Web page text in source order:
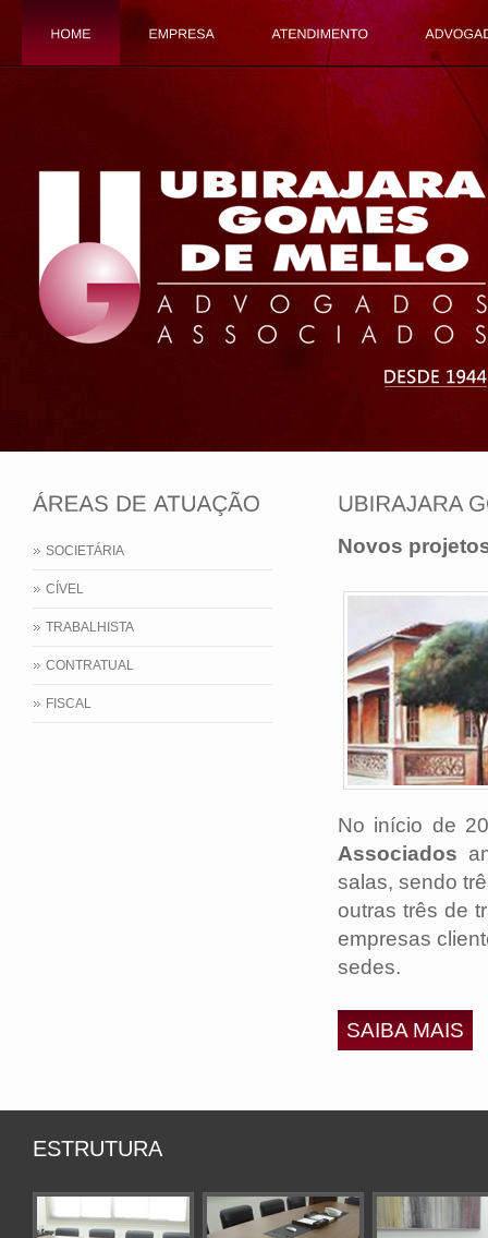
Novos
No início de
Associados
salas, sendo
outras três de
empresas
sedes.
SAIBA MAIS
SOCIETÁRIA
CÍVEL
TRABALHISTA
CONTRATUAL
FISCAL
ESTRUTURA